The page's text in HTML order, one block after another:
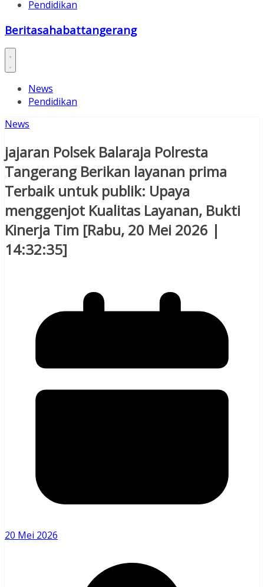
Pendidikan
Beritasahabattangerang
News
Pendidikan
News
jajaran Polsek Balaraja Polresta
Tangerang Berikan layanan prima
Terbaik untuk publik: Upaya
menggenjot Kualitas Layanan, Bukti
Kinerja Tim [Rabu, 20 Mei 2026 |
14:32:35]
20 Mei 2026